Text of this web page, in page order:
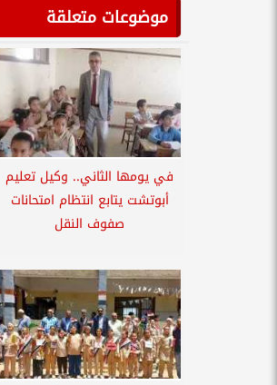
موضوعات متعلقة
في يومها الثاني.. وكيل تعليم
أبوتشت يتابع انتظام امتحانات
صفوف النقل